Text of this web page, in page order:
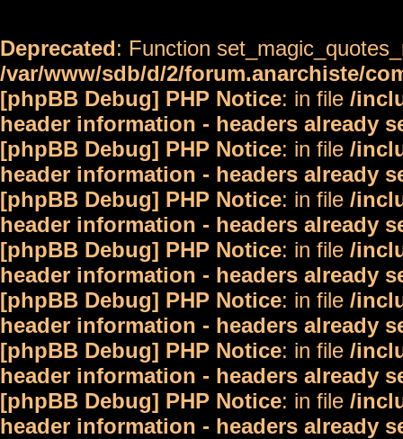
Deprecated: Function
/var/www/sdb/d/2/forum.anarchiste/
[phpBB Debug] PHP Notice: in file /
header information - headers already
[phpBB Debug] PHP Notice: in file /
header information - headers already
[phpBB Debug] PHP Notice: in file /
header information - headers already
[phpBB Debug] PHP Notice: in file /
header information - headers already
[phpBB Debug] PHP Notice: in file /
header information - headers already
[phpBB Debug] PHP Notice: in file /
header information - headers already
[phpBB Debug] PHP Notice: in file /
header information - headers already